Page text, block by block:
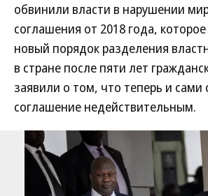
обвинили власти в нарушении
соглашения от 2018 года,
новый порядок разделения
в стране после пяти лет
заявили о том, что теперь и сами
соглашение недействительным.